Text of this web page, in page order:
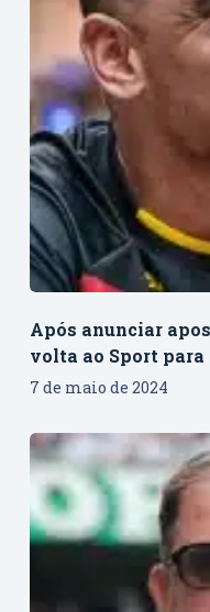
Após anunciar
volta ao Sport para
7 de maio de 2024